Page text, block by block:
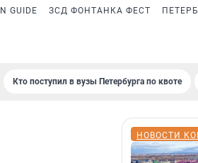
GUIDE ЗСД ФОНТАНКА ФЕСТ
Кто поступил в вузы Петербурга по квоте
НОВОСТИ